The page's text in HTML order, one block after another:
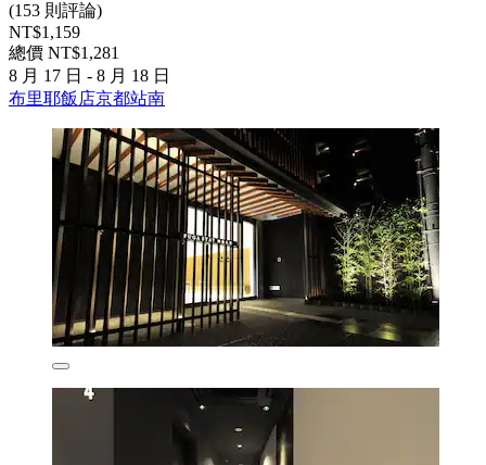
(153 則評論)
NT$1,159
總價 NT$1,281
8 月 17 日 - 8 月 18 日
布里耶飯店京都站南